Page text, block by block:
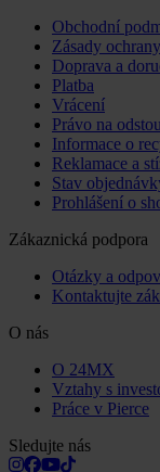
Obchodní
Zásady
Doprava a
Platba
Vrácení
Právo na
Informace o
Reklamace a
Stav
Prohlášení o
Zákaznická podpora
Otázky a
Kontaktujte
O nás
O 24MX
Vztahy s
Práce v Pierce
Sledujte nás